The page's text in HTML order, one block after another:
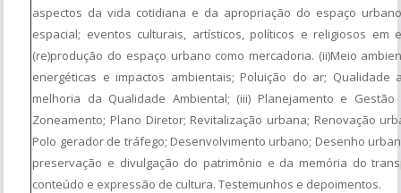
aspectos da vida cotidiana e da apropriação do espaço
espacial; eventos culturais, artísticos, políticos e religiosos
(re)produção do espaço urbano como mercadoria. (ii)Meio
energéticas e impactos ambientais; Poluição do ar;
melhoria da Qualidade Ambiental; (iii) Planejamento e
Zoneamento; Plano Diretor; Revitalização urbana; Renovação
Polo gerador de tráfego; Desenvolvimento urbano; Desenho
preservação e divulgação do patrimônio e da memória do
conteúdo e expressão de cultura. Testemunhos e depoimentos.